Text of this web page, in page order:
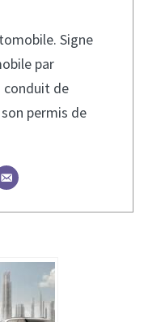
Signe
par
conduit de
permis de